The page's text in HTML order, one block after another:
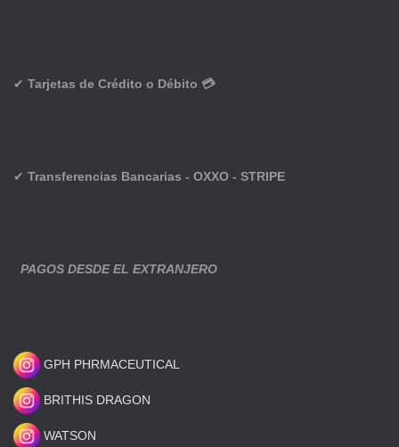
✔ Tarjetas de Crédito o Débito 💳
✔ Transferencias Bancarias - OXXO - STRIPE
PAGOS DESDE EL EXTRANJERO
GPH PHRMACEUTICAL
BRITHIS DRAGON
WATSON